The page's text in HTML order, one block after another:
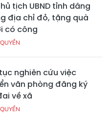
tịch UBND tỉnh dâng
địa chỉ đỏ, tặng quà
có công
nghiên cứu việc
văn phòng đăng ký
về xã